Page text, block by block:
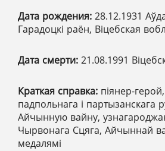
Дата рождения: 28.12.1931
Гарадоцкі раён, Віцебская
Дата смерти: 21.08.1991
Краткая справка: піянер-
падпольнага і партызанскага
Айчынную вайну,
Чырвонага Сцяга, Айчыннай
медалямі